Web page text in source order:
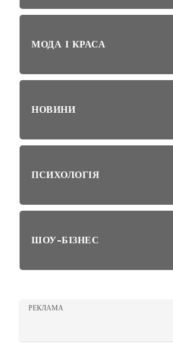
МОДА І КРАСА
НОВИНИ
ПСИХОЛОГІЯ
ШОУ-БІЗНЕС
РЕКЛАМА